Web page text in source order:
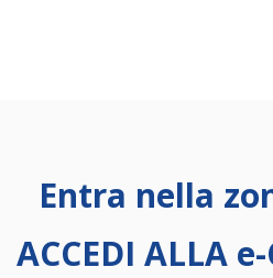
Entra nella
ACCEDI ALLA